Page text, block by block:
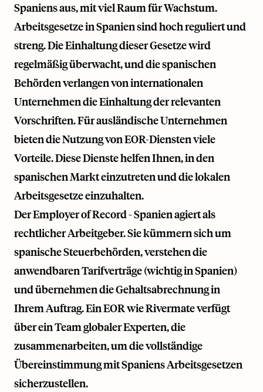
Spaniens aus, mit viel Raum für Wachstum.
Arbeitsgesetze in Spanien sind hoch reguliert und
streng. Die Einhaltung dieser Gesetze wird
regelmäßig überwacht, und die spanischen
Behörden verlangen von internationalen
Unternehmen die Einhaltung der relevanten
Vorschriften. Für ausländische Unternehmen
bieten die Nutzung von EOR-Diensten viele
Vorteile. Diese Dienste helfen Ihnen, in den
spanischen Markt einzutreten und die lokalen
Arbeitsgesetze einzuhalten.
Der Employer of Record - Spanien agiert als
rechtlicher Arbeitgeber. Sie kümmern sich um
spanische Steuerbehörden, verstehen die
anwendbaren Tarifverträge (wichtig in Spanien)
und übernehmen die Gehaltsabrechnung in
Ihrem Auftrag. Ein EOR wieRivermateverfügt
über ein Team globaler Experten, die
zusammenarbeiten, um die vollständige
Übereinstimmung mit Spaniens Arbeitsgesetzen
sicherzustellen.